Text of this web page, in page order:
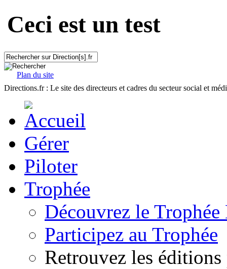
Ceci est un test
Plan du site
Directions.fr : Le site des directeurs et cadres du secteur social et
Gérer
Piloter
Trophée
Découvrez le
Participez au Trophée
Retrouvez les éditions